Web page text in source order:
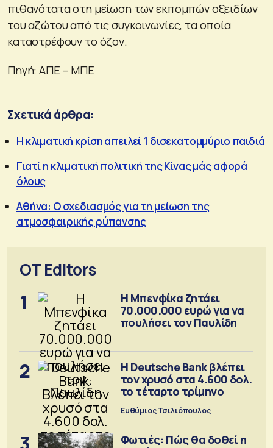
πιθανότατα στη μείωση των εκπομπών οξειδίων
του αζώτου από τις συγκοινωνίες, τα οποία
καταστρέφουν το όζον.
Πηγή: ΑΠΕ – ΜΠΕ
Σχετικά άρθρα:
Η κλιματική κρίση απειλεί 1 δισεκατομμύριο παιδιά
Γιατί η κλιματική πολιτική της Κίνας μάς αφορά
όλους
Αθήνα: Ο σχεδιασμός για τη μείωση της
ατμοσφαιρικής ρύπανσης
OT Editors
1
Η Μπενφίκα ζητάει
70.000.000 ευρώ για να
πουλήσει τον Παυλίδη
2
Η Deutsche Bank βλέπει
τον χρυσό στα 4.600 δολ.
το τέταρτο τρίμηνο
Ευθύμιος Τσιλιόπουλος
Φωτιές: Πώς θα δοθεί η